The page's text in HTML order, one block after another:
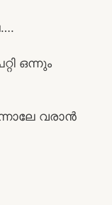
ഒന്നും
വരാൻ